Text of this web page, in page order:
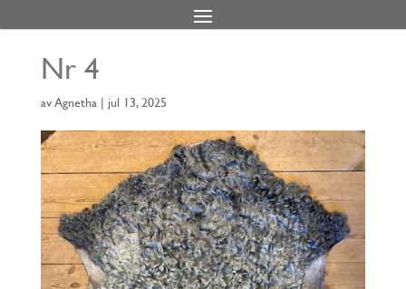
Nr 4
avAgnetha | jul 13, 2025